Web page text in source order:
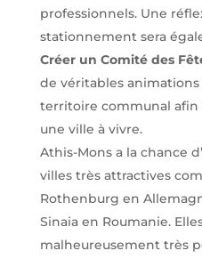
professionnels. Une
stationnement sera
Créer un Comité des
de véritables animations
territoire communal afin
une ville à vivre.
Athis-Mons a la chance
villes très attractives
Rothenburg en
Sinaia en Roumanie.
malheureusement très